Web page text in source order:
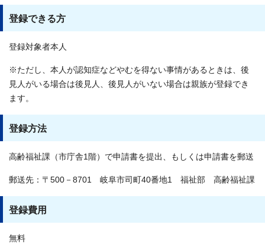
登録できる方
登録対象者本人
※ただし、本人が認知症などやむを得ない事情があるときは、後
見人がいる場合は後見人、後見人がいない場合は親族が登録でき
ます。
登録方法
高齢福祉課（市庁舎1階）で申請書を提出、もしくは申請書を郵送
郵送先：〒500－8701 岐阜市司町40番地1 福祉部 高齢福祉課
登録費用
無料